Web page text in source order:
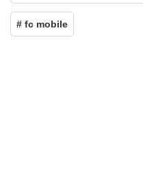
# fc mobile